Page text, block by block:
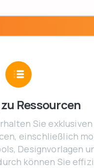
Ressourcen
Sie exklusiven
einschließlich
Designvorlagen
können Sie